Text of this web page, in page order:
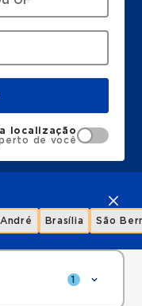
localização
de você
Brasília São
1